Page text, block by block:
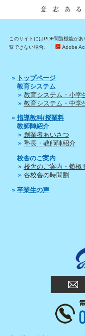
このサイトにはPDF閲覧機能が
覧できない場合、「
Adobe
トップページ
教育システム
教育システム・小学
教育システム・中学
指導教科/授業料
教師陣紹介
創業者あいさつ
塾長・教師陣紹介
校舎のご案内
校舎のご案内・塾概
各校舎の時間割
卒業生の声